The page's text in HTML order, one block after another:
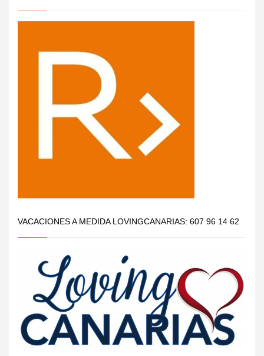
VACACIONES A MEDIDA LOVINGCANARIAS: 607 96 14 62